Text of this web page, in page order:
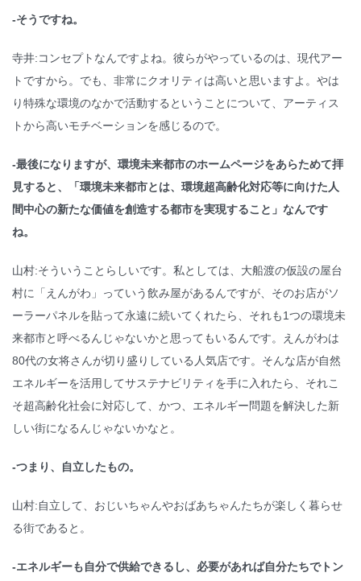
-そうですね。
寺井:コンセプトなんですよね。彼らがやっているのは、現代アー
トですから。でも、非常にクオリティは高いと思いますよ。やは
り特殊な環境のなかで活動するということについて、アーティス
トから高いモチベーションを感じるので。
-最後になりますが、環境未来都市のホームページをあらためて拝
見すると、「環境未来都市とは、環境超高齢化対応等に向けた人
間中心の新たな価値を創造する都市を実現すること」なんです
ね。
山村:そういうことらしいです。私としては、大船渡の仮設の屋台
村に「えんがわ」っていう飲み屋があるんですが、そのお店がソ
ーラーパネルを貼って永遠に続いてくれたら、それも1つの環境未
来都市と呼べるんじゃないかと思ってもいるんです。えんがわは
80代の女将さんが切り盛りしている人気店です。そんな店が自然
エネルギーを活用してサステナビリティを手に入れたら、それこ
そ超高齢化社会に対応して、かつ、エネルギー問題を解決した新
しい街になるんじゃないかなと。
-つまり、自立したもの。
山村:自立して、おじいちゃんやおばあちゃんたちが楽しく暮らせ
る街であると。
-エネルギーも自分で供給できるし、必要があれば自分たちでトン